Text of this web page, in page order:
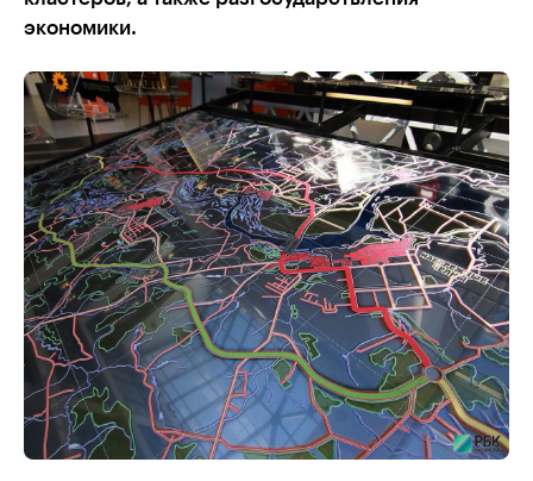
экономики.